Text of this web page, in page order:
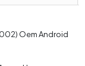
Oem Android